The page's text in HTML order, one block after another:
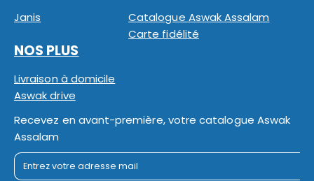
Janis
Catalogue Aswak Assalam
Carte fidélité
NOS PLUS
Livraison à domicile
Aswak drive
Recevez en avant-première, votre catalogue Aswak
Assalam